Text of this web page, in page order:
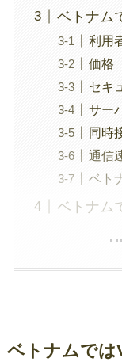
ベトナム
利用
価格
セキ
サー
同時
通信
ベト
ベトナム
ベトナムでは